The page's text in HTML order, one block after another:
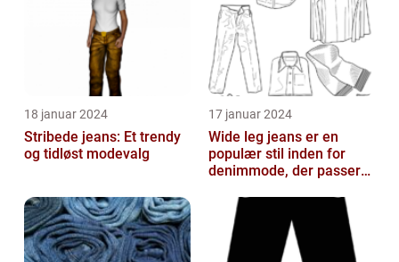
18 januar 2024
Stribede jeans: Et trendy
og tidløst modevalg
17 januar 2024
Wide leg jeans er en
populær stil inden for
denimmode, der passer
som ønsk...